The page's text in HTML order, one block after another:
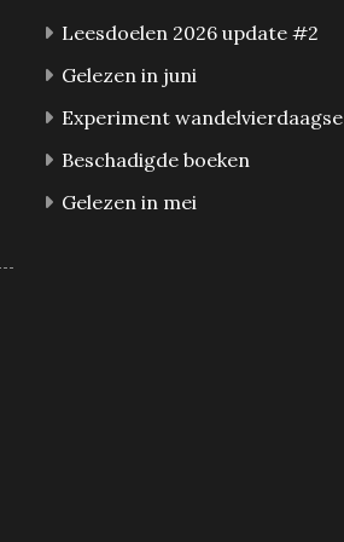
Leesdoelen 2026 update #2
Gelezen in juni
Experiment wandelvierdaagse
Beschadigde boeken
Gelezen in mei